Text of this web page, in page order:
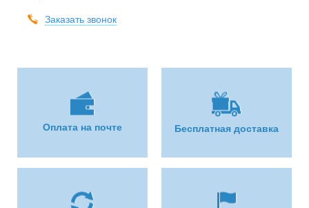
Заказать звонок
Оплата на почте Бесплатная доставка